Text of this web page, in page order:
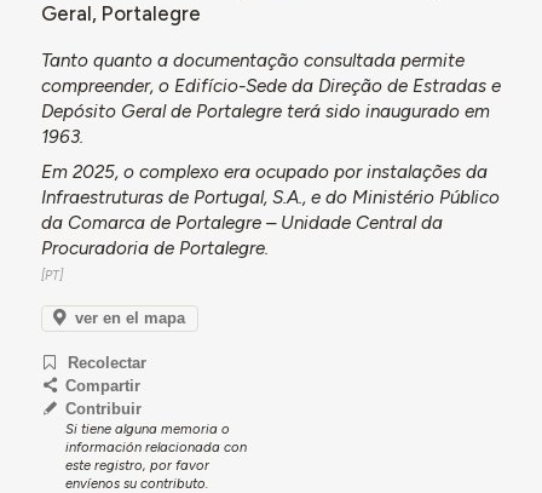
Geral, Portalegre
Tanto quanto a documentação consultada permite
compreender, o Edifício-Sede da Direção de Estradas e
Depósito Geral de Portalegre terá sido inaugurado em
1963.
Em 2025, o complexo era ocupado por instalações da
Infraestruturas de Portugal, S.A., e do Ministério Público
da Comarca de Portalegre – Unidade Central da
Procuradoria de Portalegre.
ver en el mapa
Recolectar
Compartir
Contribuir
Si tiene alguna memoria o
información relacionada con
este registro, por favor
envíenos su contributo.